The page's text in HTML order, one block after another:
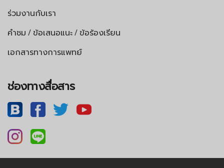
ร่วมงานกับเรา
คำชม / ข้อเสนอแนะ / ข้อร้องเรียน
เอกสารทางการแพทย์
ช่องทางสื่อสาร